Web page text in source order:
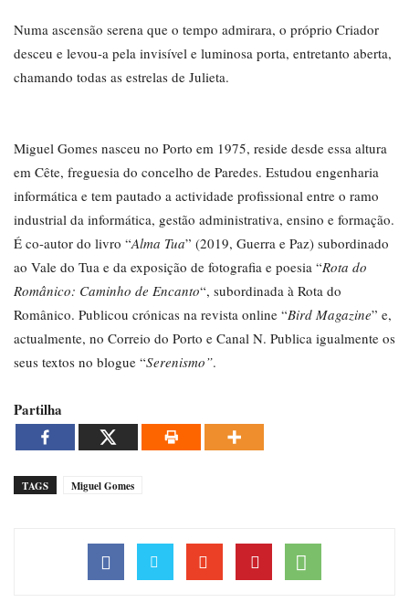
Numa ascensão serena que o tempo admirara, o próprio Criador
desceu e levou-a pela invisível e luminosa porta, entretanto aberta,
chamando todas as estrelas de Julieta.
Miguel Gomes nasceu no Porto em 1975, reside desde essa altura
em Cête, freguesia do concelho de Paredes. Estudou engenharia
informática e tem pautado a actividade profissional entre o ramo
industrial da informática, gestão administrativa, ensino e formação.
É co-autor do livro “Alma Tua” (2019, Guerra e Paz) subordinado
ao Vale do Tua e da exposição de fotografia e poesia “Rota do
Românico: Caminho de Encanto“, subordinada à Rota do
Românico. Publicou crónicas na revista online “Bird Magazine” e,
actualmente, no Correio do Porto e Canal N. Publica igualmente os
seus textos no blogue “Serenismo”.
Partilha
TAGS Miguel Gomes